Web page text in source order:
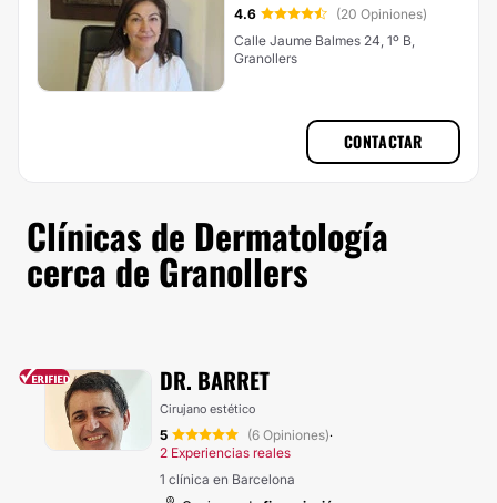
4.6
(20 Opiniones)
Calle Jaume Balmes 24, 1º B,
Granollers
CONTACTAR
Clínicas de Dermatología
cerca de Granollers
DR. BARRET
Cirujano estético
5 (6 Opiniones)·
2 Experiencias reales
1 clínica en Barcelona